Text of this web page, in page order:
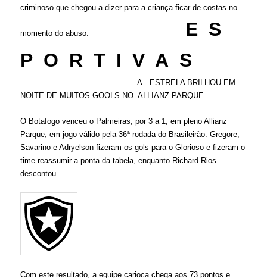
criminoso que chegou a dizer para a criança ficar de costas no
momento do abuso.
E S
P O R T I V A S
A ESTRELA BRILHOU EM
NOITE DE MUITOS GOOLS NO ALLIANZ PARQUE
O Botafogo venceu o Palmeiras, por 3 a 1, em pleno Allianz
Parque, em jogo válido pela 36ª rodada do Brasileirão. Gregore,
Savarino e Adryelson fizeram os gols para o Glorioso e fizeram o
time reassumir a ponta da tabela, enquanto Richard Rios
descontou.
Com este resultado, a equipe carioca chega aos 73 pontos e